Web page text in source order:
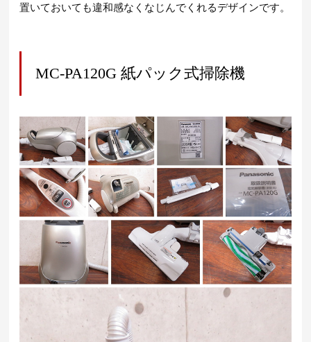
置いておいても違和感なくなじんでくれるデザインです。
MC-PA120G 紙パック式掃除機